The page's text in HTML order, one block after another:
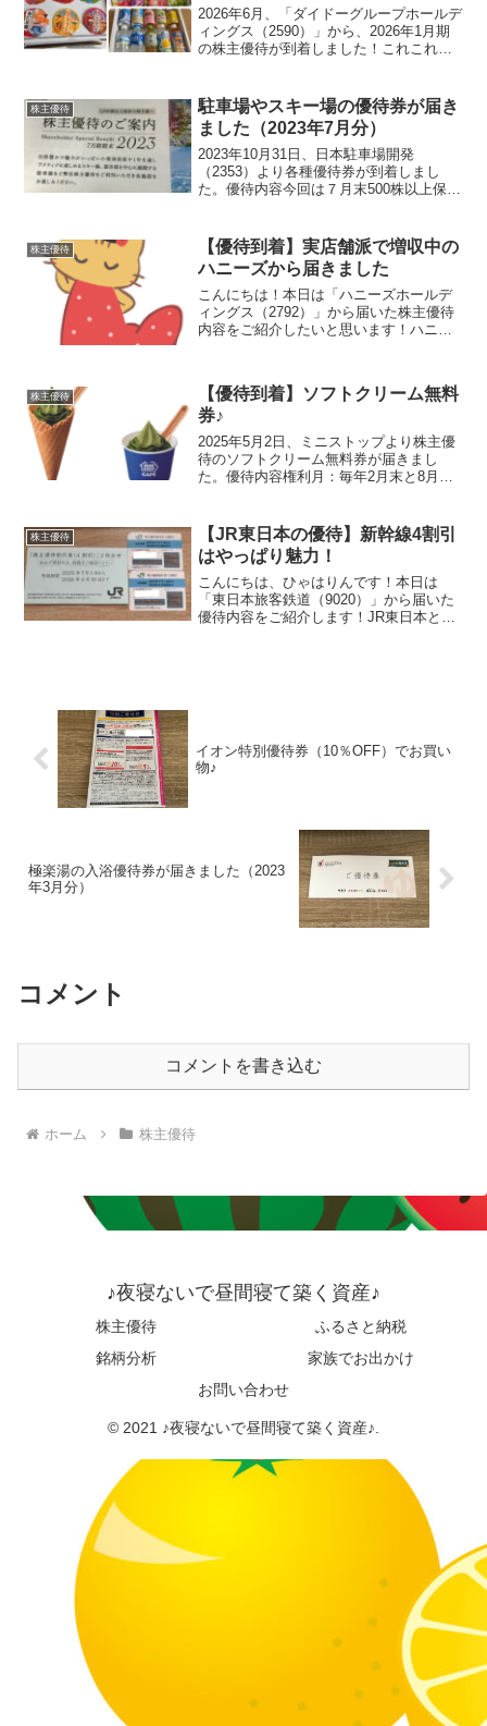
2026年6月、「ダイドーグループホールデ
ィングス（2590）」から、2026年1月期
の株主優待が到着しました！これこれ。
今年は「あれ？まだ来ないな…」と少し
ソワソワ。...
株主優待
駐車場やスキー場の優待券が届き
ました（2023年7月分）
2023年10月31日、日本駐車場開発
（2353）より各種優待券が到着しまし
た。優待内容今回は７月末500株以上保有
電子紙電子紙電子駐車場(1...
株主優待
【優待到着】実店舗派で増収中の
ハニーズから届きました
こんにちは！本日は「ハニーズホールデ
ィングス（2792）」から届いた株主優待
内容をご紹介したいと思います！ハニー
から好評の優待品です♪株主優待内容、説
明します！ハニーズ...
株主優待
【優待到着】ソフトクリーム無料
券♪
2025年5月2日、ミニストップより株主優
待のソフトクリーム無料券が届きまし
た。優待内容権利月：毎年2月末と8月末
ム無料券およびコーヒーSサイズ無料券を
進呈保有株数優...
株主優待
【JR東日本の優待】新幹線4割引
はやっぱり魅力！
こんにちは、ひゃはりんです！本日は
「東日本旅客鉄道（9020）」から届いた
優待内容をご紹介します！JR東日本とい
イオン特別優待券（10％OFF）でお買い
物♪
極楽湯の入浴優待券が届きました（2023
年3月分）
コメント
コメントを書き込む
ホーム 株主優待
♪夜寝ないで昼間寝て築く資産♪
株主優待
ふるさと納税
銘柄分析
家族でお出かけ
お問い合わせ
© 2021 ♪夜寝ないで昼間寝て築く資産♪.